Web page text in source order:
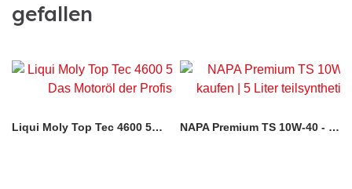
gefallen
Liqui Moly Top Tec 4600 5W-30 NAPA Premium TS 10W-40 - 5 Liter